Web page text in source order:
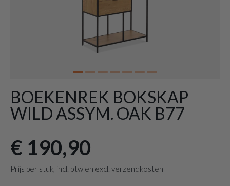
BOEKENREK BOKSKAP
WILD ASSYM. OAK B77
€ 190,90
Prijs per stuk, incl. btw en excl. verzendkosten